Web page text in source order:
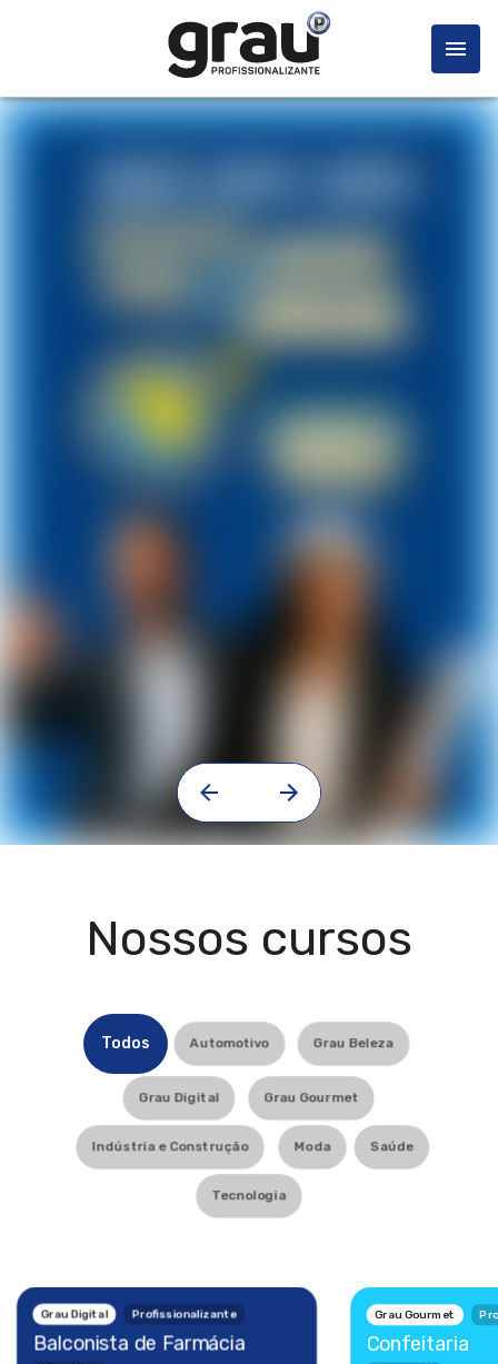
Nossos cursos
Todos Automotivo Grau Beleza
Grau Digital Grau Gourmet
Indústria e Construção Moda Saúde
Tecnologia
Grau Digital Profissionalizante
Balconista de Farmácia
Grau Gourmet
Confeitaria